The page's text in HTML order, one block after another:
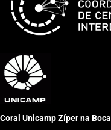
Coral Unicamp Zíper na Boca